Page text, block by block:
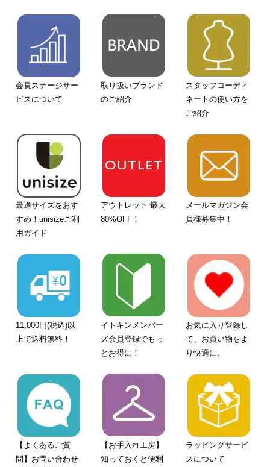
会員ステージサー
ビスについて
取り扱いブランド
のご紹介
スタッフコーディ
ネートの使い方を
ご紹介
最適サイズをおす
すめ！unisizeご利
用ガイド
アウトレット 最大
80%OFF！
メールマガジン会
員様募集中！
11,000円(税込)以
上で送料無料！
イトキンメンバー
ズ会員登録でもっ
とお得に！
お気に入り登録し
て、お買い物をよ
り快適に。
【よくあるご質
問】お問い合わせ
【お手入れ工房】
知っておくと便利
ラッピングサービ
スについて